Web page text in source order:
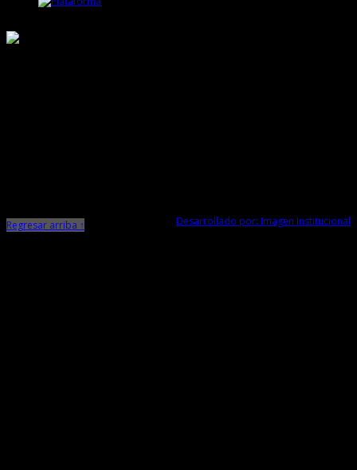
Desarrollado por: Imagen Institucional
Regresar arriba ↑